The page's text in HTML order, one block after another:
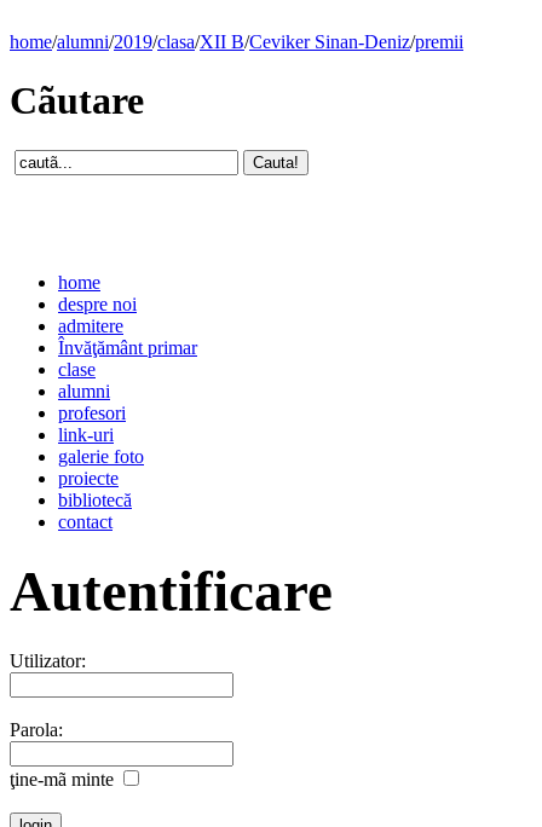
home/alumni/2019/clasa/XII B/Ceviker Sinan-Deniz/premii
Cãutare
home
despre noi
admitere
Învăţământ primar
clase
alumni
profesori
link-uri
galerie foto
proiecte
bibliotecă
contact
Autentificare
Utilizator:
Parola:
ţine-mã minte